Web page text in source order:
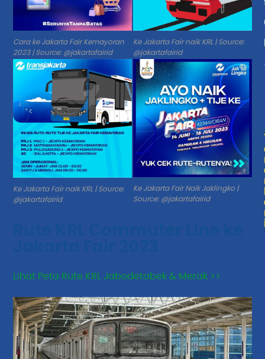
Cara ke Jakarta Fair Kemayoran
2023 | Source: @jakartafairid
Ke Jakarta Fair naik KRL | Source:
@jakartafairid
Ke Jakarta Fair naik KRL | Source:
@jakartafairid
Ke Jakarta Fair Naik Jaklingko |
Source: @jakartafairid
Lihat Peta Rute KRL Jabodetabek & Merak >>